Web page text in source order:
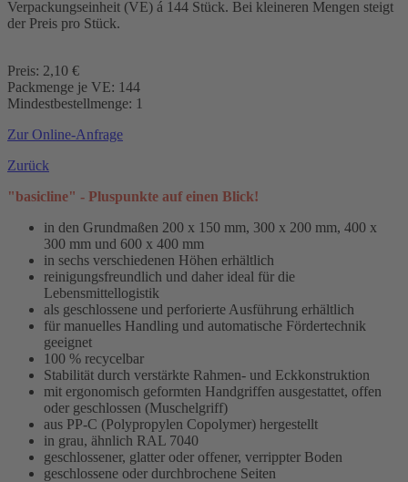
Verpackungseinheit (VE) á 144 Stück. Bei kleineren Mengen steigt
der Preis pro Stück.
Preis: 2,10 €
Packmenge je VE: 144
Mindestbestellmenge: 1
Zur Online-Anfrage
Zurück
"basicline" - Pluspunkte auf einen Blick!
in den Grundmaßen 200 x 150 mm, 300 x 200 mm, 400 x
300 mm und 600 x 400 mm
in sechs verschiedenen Höhen erhältlich
reinigungsfreundlich und daher ideal für die
Lebensmittellogistik
als geschlossene und perforierte Ausführung erhältlich
für manuelles Handling und automatische Fördertechnik
geeignet
100 % recycelbar
Stabilität durch verstärkte Rahmen- und Eckkonstruktion
mit ergonomisch geformten Handgriffen ausgestattet, offen
oder geschlossen (Muschelgriff)
aus PP-C (Polypropylen Copolymer) hergestellt
in grau, ähnlich RAL 7040
geschlossener, glatter oder offener, verrippter Boden
geschlossene oder durchbrochene Seiten